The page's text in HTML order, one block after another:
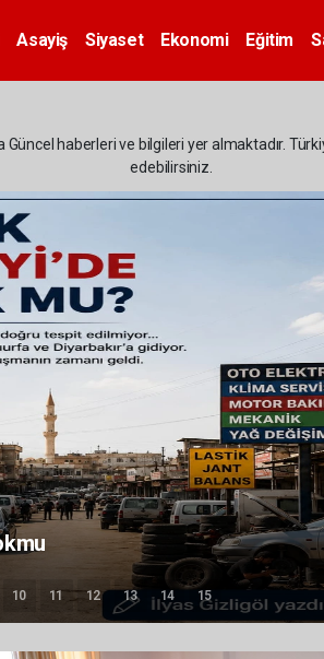
Asayiş Siyaset Ekonomi Eğitim
haberleri ve bilgileri yer almaktadır.
edebilirsiniz.
sığındı
10 11 12 13 14 15